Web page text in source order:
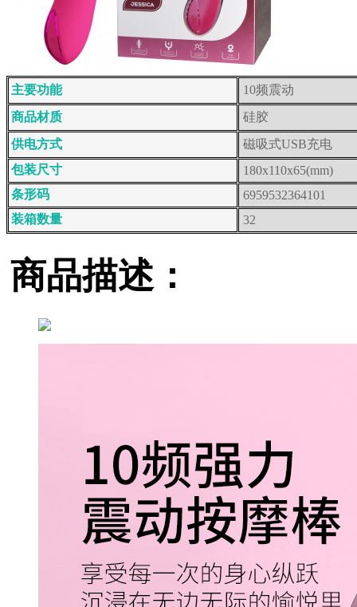
主要功能
10频震动
商品材质
硅胶
供电方式
磁吸式USB充电
包装尺寸
180x110x65(mm)
条形码
6959532364101
装箱数量
32
商品描述：